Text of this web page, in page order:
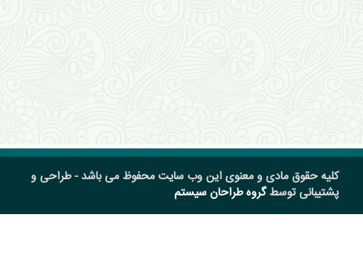
کلیه حقوق مادی و معنوی این وب سایت محفوظ می باشد - طراحی و
پشتیبانی توسطگروه طراحان سیستم